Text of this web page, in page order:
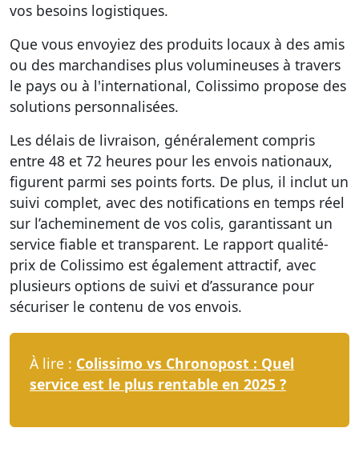
vos besoins logistiques.
Que vous envoyiez des produits locaux à des amis
ou des marchandises plus volumineuses à travers
le pays ou à l'international, Colissimo propose des
solutions personnalisées.
Les délais de livraison, généralement compris
entre 48 et 72 heures pour les envois nationaux,
figurent parmi ses points forts. De plus, il inclut un
suivi complet, avec des notifications en temps réel
sur l’acheminement de vos colis, garantissant un
service fiable et transparent. Le rapport qualité-
prix de Colissimo est également attractif, avec
plusieurs options de suivi et d’assurance pour
sécuriser le contenu de vos envois.
À lire : Colissimo vs Chronopost : Quel
service est le plus rentable en 2025 ?